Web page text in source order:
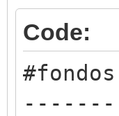
Code:
-------